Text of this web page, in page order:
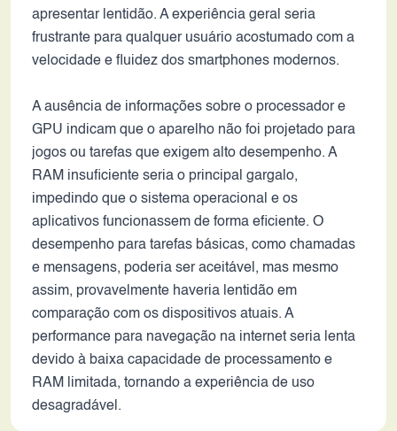
apresentar lentidão. A experiência geral seria
frustrante para qualquer usuário acostumado com a
velocidade e fluidez dos smartphones modernos.
A ausência de informações sobre o processador e
GPU indicam que o aparelho não foi projetado para
jogos ou tarefas que exigem alto desempenho. A
RAM insuficiente seria o principal gargalo,
impedindo que o sistema operacional e os
aplicativos funcionassem de forma eficiente. O
desempenho para tarefas básicas, como chamadas
e mensagens, poderia ser aceitável, mas mesmo
assim, provavelmente haveria lentidão em
comparação com os dispositivos atuais. A
performance para navegação na internet seria lenta
devido à baixa capacidade de processamento e
RAM limitada, tornando a experiência de uso
desagradável.